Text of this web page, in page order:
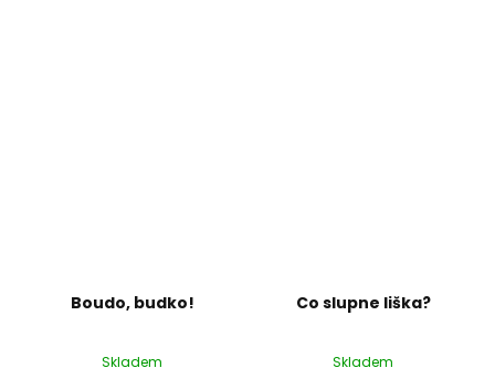
Boudo, budko!
Skladem
Co slupne liška?
Skladem